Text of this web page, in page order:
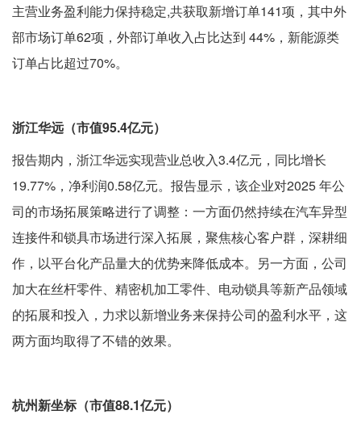
主营业务盈利能力保持稳定,共获取新增订单141项，其中外
部市场订单62项，外部订单收入占比达到 44%，新能源类
订单占比超过70%。
浙江华远（市值95.4亿元）
报告期内，浙江华远实现营业总收入3.4亿元，同比增长
19.77%，净利润0.58亿元。报告显示，该企业对2025 年公
司的市场拓展策略进行了调整：一方面仍然持续在汽车异型
连接件和锁具市场进行深入拓展，聚焦核心客户群，深耕细
作，以平台化产品量大的优势来降低成本。另一方面，公司
加大在丝杆零件、精密机加工零件、电动锁具等新产品领域
的拓展和投入，力求以新增业务来保持公司的盈利水平，这
两方面均取得了不错的效果。
杭州新坐标（市值88.1亿元）